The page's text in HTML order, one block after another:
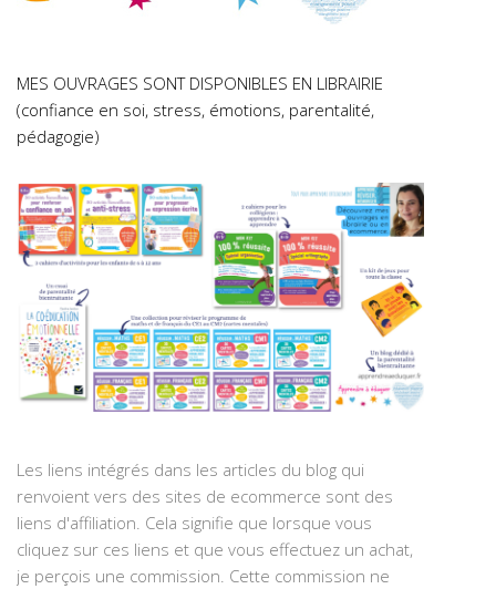
MES OUVRAGES SONT DISPONIBLES EN LIBRAIRIE
(confiance en soi, stress, émotions, parentalité,
pédagogie)
Les liens intégrés dans les articles du blog qui
renvoient vers des sites de ecommerce sont des
liens d'affiliation. Cela signifie que lorsque vous
cliquez sur ces liens et que vous effectuez un achat,
je perçois une commission. Cette commission ne